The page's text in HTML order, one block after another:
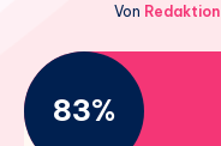
Von Redaktion
83%